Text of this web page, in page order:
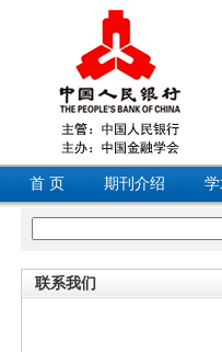
首 页 期刊介绍
联系我们